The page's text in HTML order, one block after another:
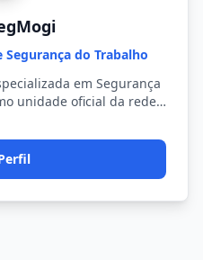
do Trabalho
em Segurança
unidade oficial da rede